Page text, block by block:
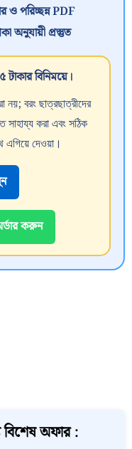
পরিচ্ছন্ন PDF
অনুযায়ী প্রস্তুত
টাকার বিনিময়ে।
বরং ছাত্রছাত্রীদের
করা এবং সঠিক
এগিয়ে দেওয়া।
করুন
অফার :